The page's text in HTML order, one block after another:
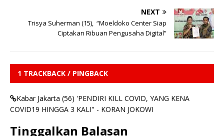
NEXT
Trisya Suherman (15), “Moeldoko Center Siap
Ciptakan Ribuan Pengusaha Digital”
1 TRACKBACK / PINGBACK
Kabar Jakarta (56) 'PENDIRI KILL COVID, YANG KENA
COVID19 HINGGA 3 KALI" - KORAN JOKOWI
Tinggalkan Balasan